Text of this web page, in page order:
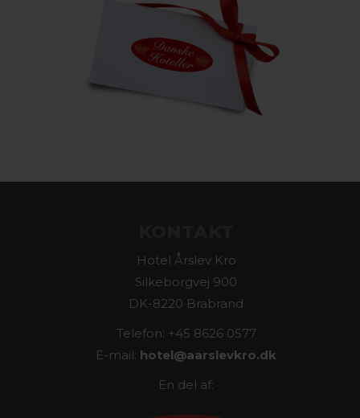
Hotel Årslev Kro
Silkeborgvej 900
DK-8220 Brabrand
Telefon: +45 8626 0577
E-mail: hotel@aarslevkro.dk
En del af: